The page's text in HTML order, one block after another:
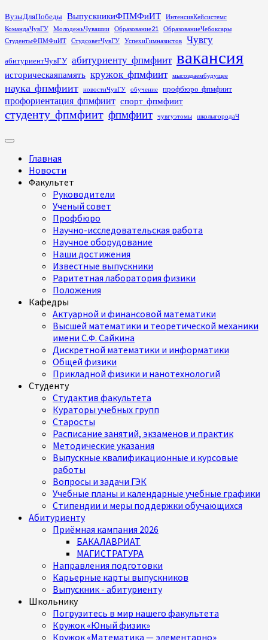
Перейти
к
содержимому
ВузыДляПобеды ВыпускникиФПМФиИТ
ИнтенсивКейсистемс
КомандаЧувГУ
МолодежьЧувашии Образование21
ОбразованиеЧебоксары
СтудентыФПМФиИТ
СтудсоветЧувГУ УспехиГимназистов Чувгу
абитуриентЧувГУ абитуриенту_фпмфиит вакансия
историческаяпамять кружок_фпмфиит мысоздаембудущее
наука_фпмфиит новостиЧувГУ обучение профбюро_фпмфиит
профориентация_фпмфиит спорт_фпмфиит
студенту_фпмфиит фпмфиит чувгуэтомы школыгородаЧ
Основное
Главная
Новости
Факультет
Руководители
Ученый совет
Профбюро
Научно-исследовательская работа
Научное оборудование
Наши достижения
Известные выпускники
Раритетная лаборатория физики
Положения
Кафедры
Актуарной и финансовой математики
Высшей математики и теоретической механики
имени С.Ф. Сайкина
Дискретной математики и информатики
Общей физики
Прикладной физики и нанотехнологий
Студенту
Студактив факультета
Кураторы учебных групп
Старосты
Расписание занятий, экзаменов и практик
Методические указания
Выпускные квалификационные и курсовые
работы
Вопросы и задачи ГЭК
Учебные планы и календарные учебные графики
Стипендии и меры поддержки обучающихся
Абитуриенту
Приёмная кампания 2026
БАКАЛАВРИАТ
МАГИСТРАТУРА
Направления подготовки
Карьерные карты выпускников
Выпускник - абитуриенту
Школьнику
Погрузитесь в мир нашего факультета
Кружок «Юный физик»
Кружок «Математика — элементарно»